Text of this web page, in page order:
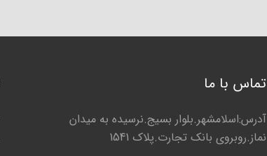
تماس با ما
آدرس:اسلامشهر.بلوار بسیج.نرسیده به میدان
نماز.روبروی بانک تجارت.پلاک 1541